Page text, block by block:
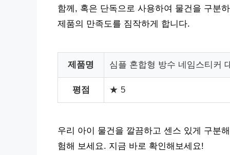
함께, 혹은 단독으로 사용하여 물건을 구분
제품의 만족도를 짐작하게 합니다.
제품명 심플 혼합형 방수 네임스티커
평점 ★ 5
우리 아이 물건을 깔끔하고 센스 있게 구분
험해 보세요. 지금 바로 확인해보세요!